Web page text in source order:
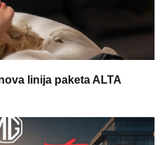
linija paketa ALTA